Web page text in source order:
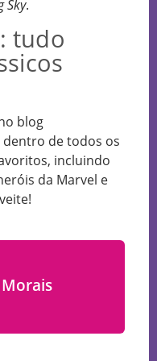
Sky.
tudo
blog
de todos os
incluindo
da Marvel e